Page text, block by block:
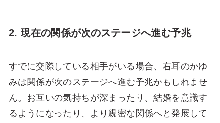
2. 現在の関係が次のステージへ進む予兆
すでに交際している相手がいる場合、右耳のかゆ
みは関係が次のステージへ進む予兆かもしれませ
ん。お互いの気持ちが深まったり、結婚を意識す
るようになったり、より親密な関係へと発展して